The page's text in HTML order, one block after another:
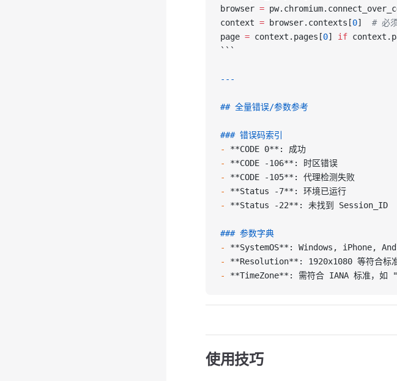
browser =
context = browser.contexts[0] # 必
page = context.pages[0] if
```
---
## 全量错误/参数参考
### 错误码索引
-
**CODE 0** : 成功
-
**CODE -106** : 时区错误
-
**CODE -105** : 代理检测失败
-
**Status -7** : 环境已运行
-
**Status -22** : 未找到 Session_ID
### 参数字典
-
**SystemOS** : Windows, iPhone,
-
**Resolution** : 1920x1080 等符合标准
-
**TimeZone** : 需符合 IANA 标准，如
使用技巧